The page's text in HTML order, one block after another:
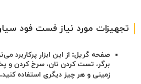
تجهیزات مورد نیاز فست فود
صفحه گریل: از این ابزار پرکاربرد
برگر، تست کردن نان، سرخ کردن
زمینی و هر چیز دیگری استفاده کنید.